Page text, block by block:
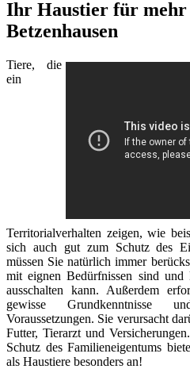
Ihr Haustier für mehr
Betzenhausen
Tiere, die
ein
Territorialverhalten zeigen, wie
sich auch gut zum Schutz des
müssen Sie natürlich immer
mit eignen Bedürfnissen sind und
ausschalten kann. Außerdem
gewisse Grundkenntnisse
Voraussetzungen. Sie verursacht
Futter, Tierarzt und
Schutz des Familieneigentums
als Haustiere besonders an!